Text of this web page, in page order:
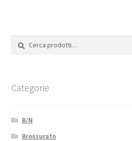
Cerca:
Cerca
Categorie
B/N
Brossurato